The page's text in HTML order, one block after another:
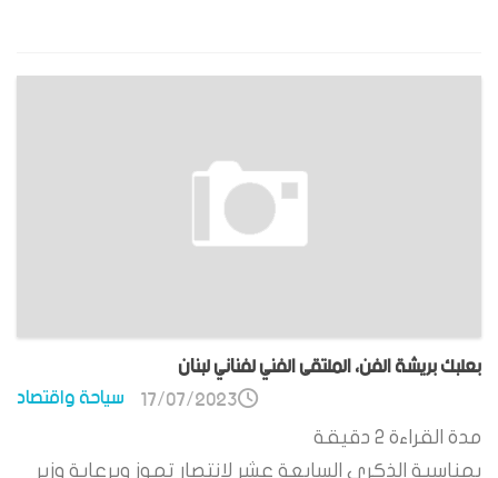
بعلبك بريشة الفن، الملتقى الفني لفناني لبنان
سياحة واقتصاد 17/07/2023
مدة القراءة 2 دقيقة
بمناسبة الذكرى السابعة عشر لانتصار تموز وبرعاية وزير